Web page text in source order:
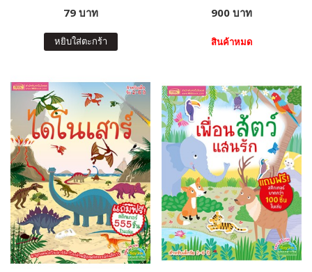
79 บาท
หยิบใส่ตะกร้า
900 บาท
สินค้าหมด